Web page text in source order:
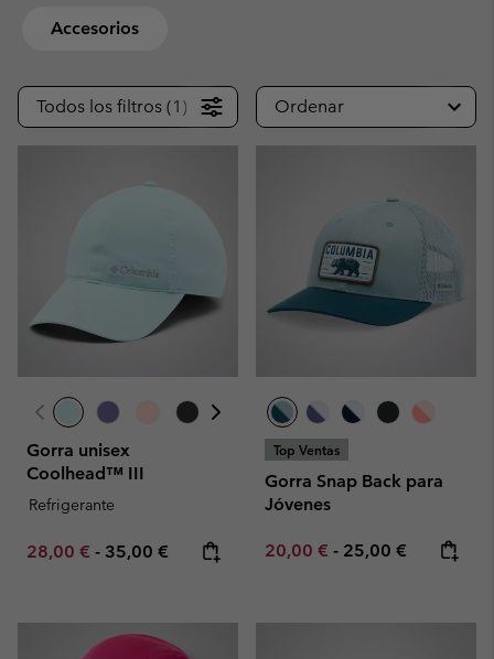
Accesorios
Todos los filtros (1) Ordenar
Gorra unisex
Coolhead™ III
Refrigerante
Minimum sale price:
28,00 € - Maximum price:
35,00 €
Top Ventas
Gorra Snap Back para
Jóvenes
Minimum sale price:
20,00 € - Maximum price:
25,00 €